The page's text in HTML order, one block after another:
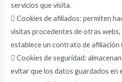
servicios que visita.
 Cookies de afiliados: permiten
visitas procedentes de otras webs,
establece un contrato de afiliación
 Cookies de seguridad:
evitar que los datos guardados en